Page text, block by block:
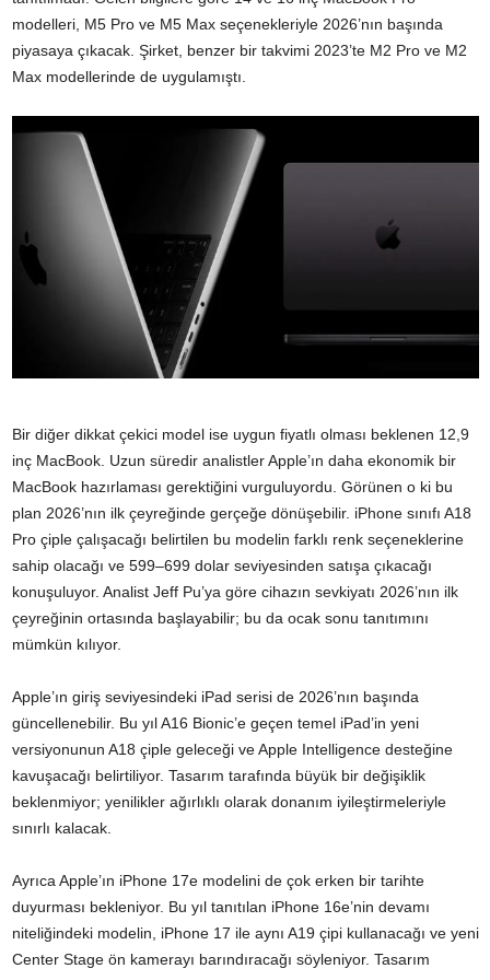
modelleri, M5 Pro ve M5 Max seçenekleriyle 2026’nın başında
piyasaya çıkacak. Şirket, benzer bir takvimi 2023’te M2 Pro ve M2
Max modellerinde de uygulamıştı.
Bir diğer dikkat çekici model ise uygun fiyatlı olması beklenen 12,9
inç MacBook. Uzun süredir analistler Apple’ın daha ekonomik bir
MacBook hazırlaması gerektiğini vurguluyordu. Görünen o ki bu
plan 2026’nın ilk çeyreğinde gerçeğe dönüşebilir. iPhone sınıfı A18
Pro çiple çalışacağı belirtilen bu modelin farklı renk seçeneklerine
sahip olacağı ve 599–699 dolar seviyesinden satışa çıkacağı
konuşuluyor. Analist Jeff Pu’ya göre cihazın sevkiyatı 2026’nın ilk
çeyreğinin ortasında başlayabilir; bu da ocak sonu tanıtımını
mümkün kılıyor.
Apple’ın giriş seviyesindeki iPad serisi de 2026’nın başında
güncellenebilir. Bu yıl A16 Bionic’e geçen temel iPad’in yeni
versiyonunun A18 çiple geleceği ve Apple Intelligence desteğine
kavuşacağı belirtiliyor. Tasarım tarafında büyük bir değişiklik
beklenmiyor; yenilikler ağırlıklı olarak donanım iyileştirmeleriyle
sınırlı kalacak.
Ayrıca Apple’ın iPhone 17e modelini de çok erken bir tarihte
duyurması bekleniyor. Bu yıl tanıtılan iPhone 16e’nin devamı
niteliğindeki modelin, iPhone 17 ile aynı A19 çipi kullanacağı ve yeni
Center Stage ön kamerayı barındıracağı söyleniyor. Tasarım